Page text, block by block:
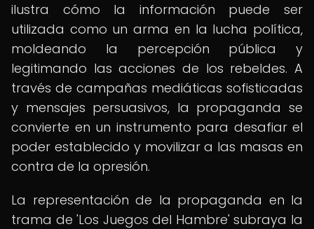
ilustra cómo la información puede ser
utilizada como un arma en la lucha política,
moldeando la percepción pública y
legitimando las acciones de los rebeldes. A
través de campañas mediáticas sofisticadas
y mensajes persuasivos, la propaganda se
convierte en un instrumento para desafiar el
poder establecido y movilizar a las masas en
contra de la opresión.
La representación de la propaganda en la
trama de 'Los Juegos del Hambre' subraya la